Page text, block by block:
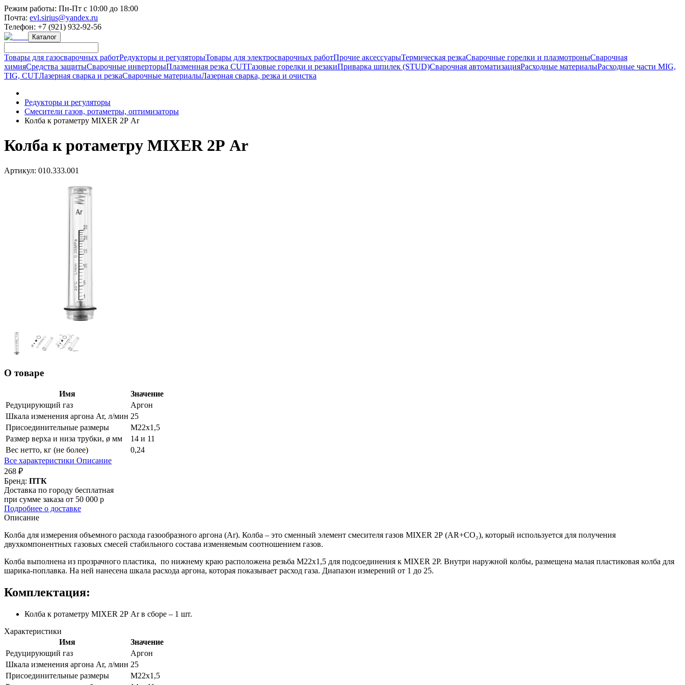
Режим работы: Пн-Пт с 10:00 до 18:00
Почта: evl.sirius@yandex.ru
Телефон: +7 (921) 932-92-56
Каталог
Товары для газосварочных работРедукторы и регуляторыТовары для электросварочных работПрочие аксессуарыТермическая резкаСварочные горелки и плазмотроныСварочная
химияСредства защитыСварочные инверторыПлазменная резка CUTГазовые горелки и резакиПриварка шпилек (STUD)Сварочная автоматизацияРасходные материалыРасходные части MIG,
TIG, CUTЛазерная сварка и резкаСварочные материалыЛазерная сварка, резка и очистка
Редукторы и регуляторы
Смесители газов, ротаметры, оптимизаторы
Колба к ротаметру MIXER 2Р Ar
Колба к ротаметру MIXER 2Р Ar
Артикул: 010.333.001
О товаре
Имя
Значение
Редуцирующий газ
Аргон
Шкала изменения аргона Ar, л/мин 25
Присоединительные размеры
М22х1,5
Размер верха и низа трубки, ø мм
14 и 11
Вес нетто, кг (не более)
0,24
Все характеристики Описание
268 ₽
Бренд: ПТК
Доставка по городу бесплатная
при сумме заказа от 50 000 р
Подробнее о доставке
Описание
Колба для измерения объемного расхода газообразного аргона (Ar). Колба – это сменный элемент смесителя газов MIXER 2Р (AR+CO₂), который используется для получения
двухкомпонентных газовых смесей стабильного состава изменяемым соотношением газов.
Колба выполнена из прозрачного пластика, по нижнему краю расположена резьба М22х1,5 для подсоединения к MIXER 2Р. Внутри наружной колбы, размещена малая пластиковая колба для
шарика-поплавка. На ней нанесена шкала расхода аргона, которая показывает расход газа. Диапазон измерений от 1 до 25.
Комплектация:
Колба к ротаметру MIXER 2Р Ar в сборе – 1 шт.
Характеристики
Имя
Значение
Редуцирующий газ
Аргон
Шкала изменения аргона Ar, л/мин 25
Присоединительные размеры
М22х1,5